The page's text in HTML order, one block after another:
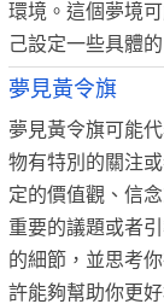
環境。這個夢境
己設定一些具體
夢見黃令旗
夢見黃令旗可能
物有特別的關注
定的價值觀、信
重要的議題或者
的細節，並思考
許能夠幫助你更